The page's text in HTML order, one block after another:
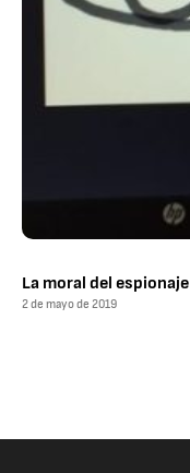
La moral del espionaje
2 de mayo de 2019